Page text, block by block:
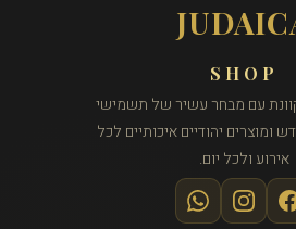
SHOP
עם מבחר עשיר של תשמישי
ומוצרים יהודיים איכותיים לכל
אירוע ולכל יום.